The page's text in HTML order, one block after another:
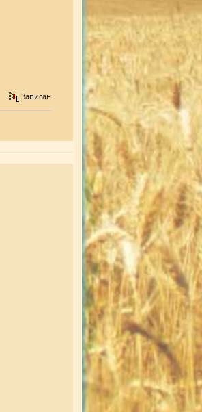
Записан